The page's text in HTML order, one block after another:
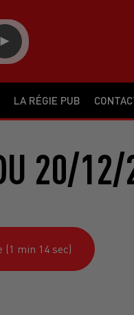
LA RÉGIE PUB
20/
(1 min 14 sec)